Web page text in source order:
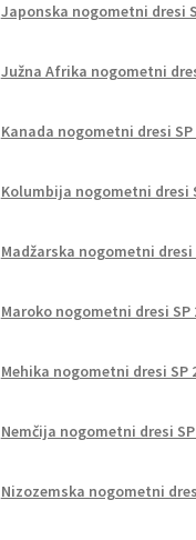
Japonska nogometni dresi
Južna Afrika nogometni
Kanada nogometni dresi SP
Kolumbija nogometni dresi
Madžarska nogometni dresi
Maroko nogometni dresi SP
Mehika nogometni dresi SP
Nemčija nogometni dresi SP
Nizozemska nogometni